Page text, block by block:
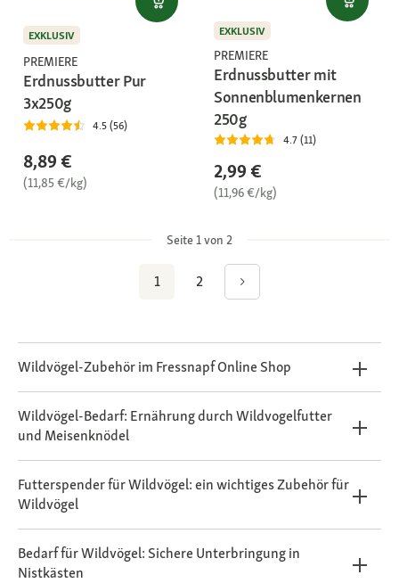
EXKLUSIV
PREMIERE
Erdnussbutter Pur
3x250g
4.5 (56)
8,89 €
(11,85 €/kg)
EXKLUSIV
PREMIERE
Erdnussbutter mit
Sonnenblumenkernen
250g
4.7 (11)
2,99 €
(11,96 €/kg)
Seite 1 von 2
1 2
Wildvögel-Zubehör im Fressnapf Online Shop
Wildvögel-Bedarf: Ernährung durch Wildvogelfutter
und Meisenknödel
Futterspender für Wildvögel: ein wichtiges Zubehör für
Wildvögel
Bedarf für Wildvögel: Sichere Unterbringung in
Nistkästen